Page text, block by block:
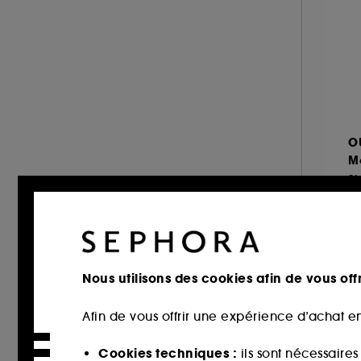
LES SECRETS DE LOLY (20)
MAISON FRANCIS KURKDJIAN (5)
MOROCCANOIL (31)
NUXE (14)
OUAI (30)
PRADA (2)
Nous utilisons des cookies afin de vous
Afin de vous offrir une expérience d’achat
Cookies techniques : ils sont